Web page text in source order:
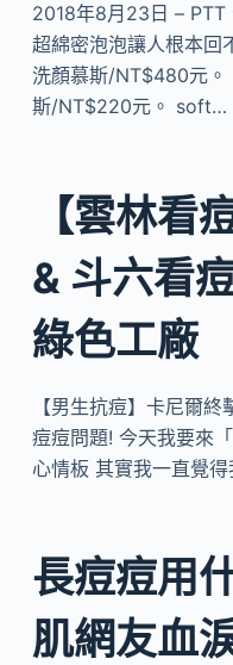
2018年8月23日 – PTT
超綿密泡泡讓人根本回
洗顏慕斯/NT$480元。
斯/NT$220元。 soft…
【雲林看
& 斗六看
綠色工廠
【男生抗痘】卡尼爾
痘痘問題! 今天我要來
心情板 其實我一直覺
長痘痘用
肌網友血